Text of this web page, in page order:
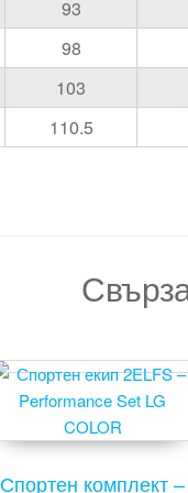
93
98
103
110.5
Спортен комплект –